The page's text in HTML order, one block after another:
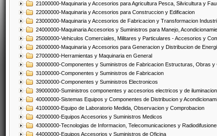
21000000-Maquinaria y Accesorios para Agricultura Pesca, Silvicultura y
22000000-Maquinaria y Accesorios para Construccion y Edificacion
23000000-Maquinaria y Accesorios de Fabricacion y Transformacion
24000000-Maquinaria Accesorios y Suministros para Manejo,
25000000-Vehiculos Comerciales, Militares y Particulares - Accesorios y
26000000-Maquinaria y Accesorios para Generacion y Distribucion de
27000000-Herramientas y Maquinaria en General
30000000-Componentes y Suministros de Fabricacion Estructuras, Obras
31000000-Componentes y Suministros de Fabricacion
32000000-Componentes y Suministros Electronicos
39000000-Suministros componentes y accesorios electricos y de iluminacion
40000000-Sistemas Equipos y Componentes de Distribucion y
41000000-Equipo de Laboratorio Medida, Observacion y Comprobacion
42000000-Equipos Accesorios y Suministros Medicos
43000000-Tecnologias de Informacion, Telecomunicaciones y
44000000-Equipos Accesorios y Suministros de Oficina